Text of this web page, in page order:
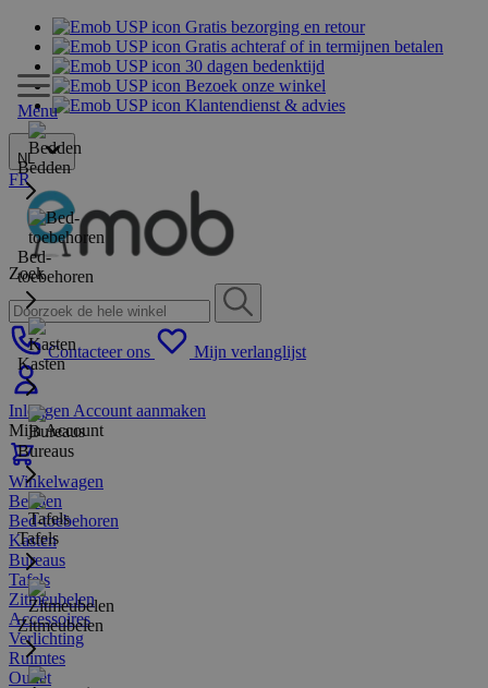
Gratis bezorging en retour
Gratis achteraf of in termijnen betalen
30 dagen bedenktijd
Bezoek onze winkel
Klantendienst & advies
NL
FR
Zoek
Contacteer ons Mijn verlanglijst
Inloggen Account aanmaken
Mijn Account
Winkelwagen
Menu
Bedden
Bed-
toebehoren
Kasten
Bureaus
Tafels
Zitmeubelen
Bedden
Bed-toebehoren
Kasten
Bureaus
Tafels
Zitmeubelen
Accessoires
Verlichting
Ruimtes
Outlet